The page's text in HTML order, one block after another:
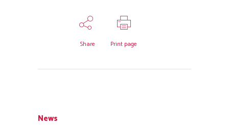
Share Print page
News